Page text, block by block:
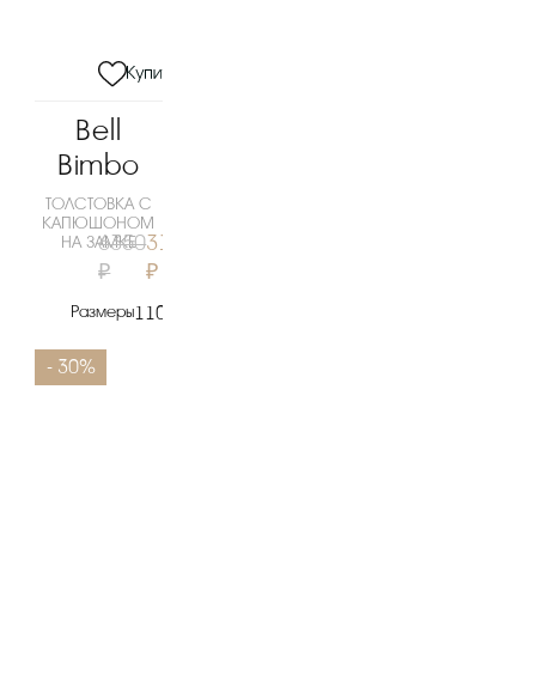
Bell
Bimbo
ТОЛСТОВКА С
КАПЮШОНОМ
НА ЗАМКЕ
6350
₽
3180
₽
Размеры110
- 30%